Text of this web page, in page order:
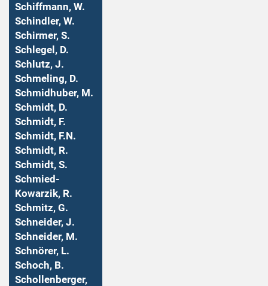
Schiffmann, W.
Schindler, W.
Schirmer, S.
Schlegel, D.
Schlutz, J.
Schmeling, D.
Schmidhuber, M.
Schmidt, D.
Schmidt, F.
Schmidt, F.N.
Schmidt, R.
Schmidt, S.
Schmied-
Kowarzik, R.
Schmitz, G.
Schneider, J.
Schneider, M.
Schnörer, L.
Schoch, B.
Schollenberger,